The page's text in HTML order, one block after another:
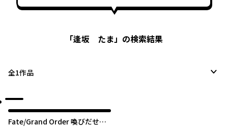
「逢坂 たま」の検索結果
全1作品
Fate/Grand Order 喚びだせ！